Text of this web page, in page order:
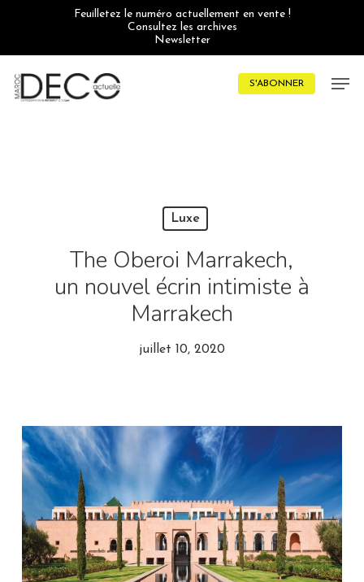
Feuilletez le numéro actuellement en vente !
Consultez les archives
Newsletter
S'ABONNER
Luxe
The Oberoi Marrakech,
un nouvel écrin intimiste à
Marrakech
juillet 10, 2020